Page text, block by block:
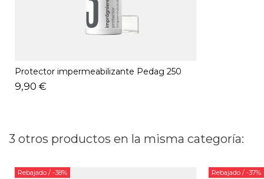
Protector impermeabilizante Pedag 250
ML
9,90 €
3 otros productos en la misma categoría:
Rebajado / -38% Rebajado / -37%